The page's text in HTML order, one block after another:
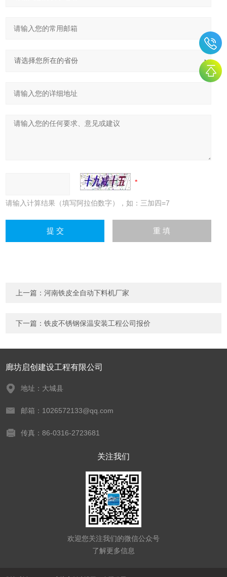
请输入计算结果（填写阿拉伯数字），如：三加四=7
上一篇：河南铁皮全自动下料机厂家
下一篇：铁皮不锈钢保温安装工程公司报价
廊坊启创建设工程有限公司
地址：大城县
邮箱：1026572133@qq.com
传真：86-0316-2723681
关注我们
欢迎您关注我们的微信公众号
了解更多信息